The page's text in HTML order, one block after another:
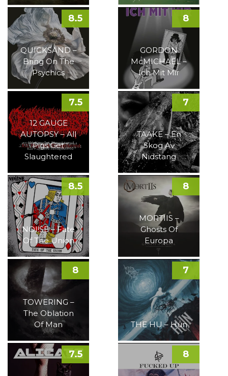
QUICKSAND –
Bring On The
Psychics
8.5
GORDON
McMICHAEL –
Ich Mit Mir
8
12 GAUGE
AUTOPSY – All
Pigs Get
Slaughtered
7.5
TAAKE – En
Skog Av
Nidstang
7
NOI!SE – Fate
Of The Union
8.5
MORTIIS –
Ghosts Of
Europa
8
TOWERING –
The Oblation
Of Man
8
THE HU – Hun
7
7.5 8